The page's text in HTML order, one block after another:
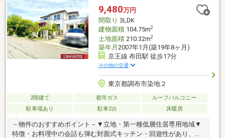
トドア用品の収納にも困りません。現在は空室となっております
ので、いつでも現地をご案内可能です。お気軽にお問い合わせく
ださい。
9,480万円
間取り 3LDK
建物面積104.75m2
土地面積210.32m2
築年月 2007年1月(築19年8ヶ月)
京王線 布田駅 徒歩17分
その他の交通
東京都調布市染地２
2階建て 都市ガス
ルーフバルコニー
駐車場あり
駐車2台 床暖房
－物件のおすすめポイント－▼立地・第一種低層住居専用地域▼
特徴・お料理中の会話も弾む対面式キッチン・回遊性があり、家